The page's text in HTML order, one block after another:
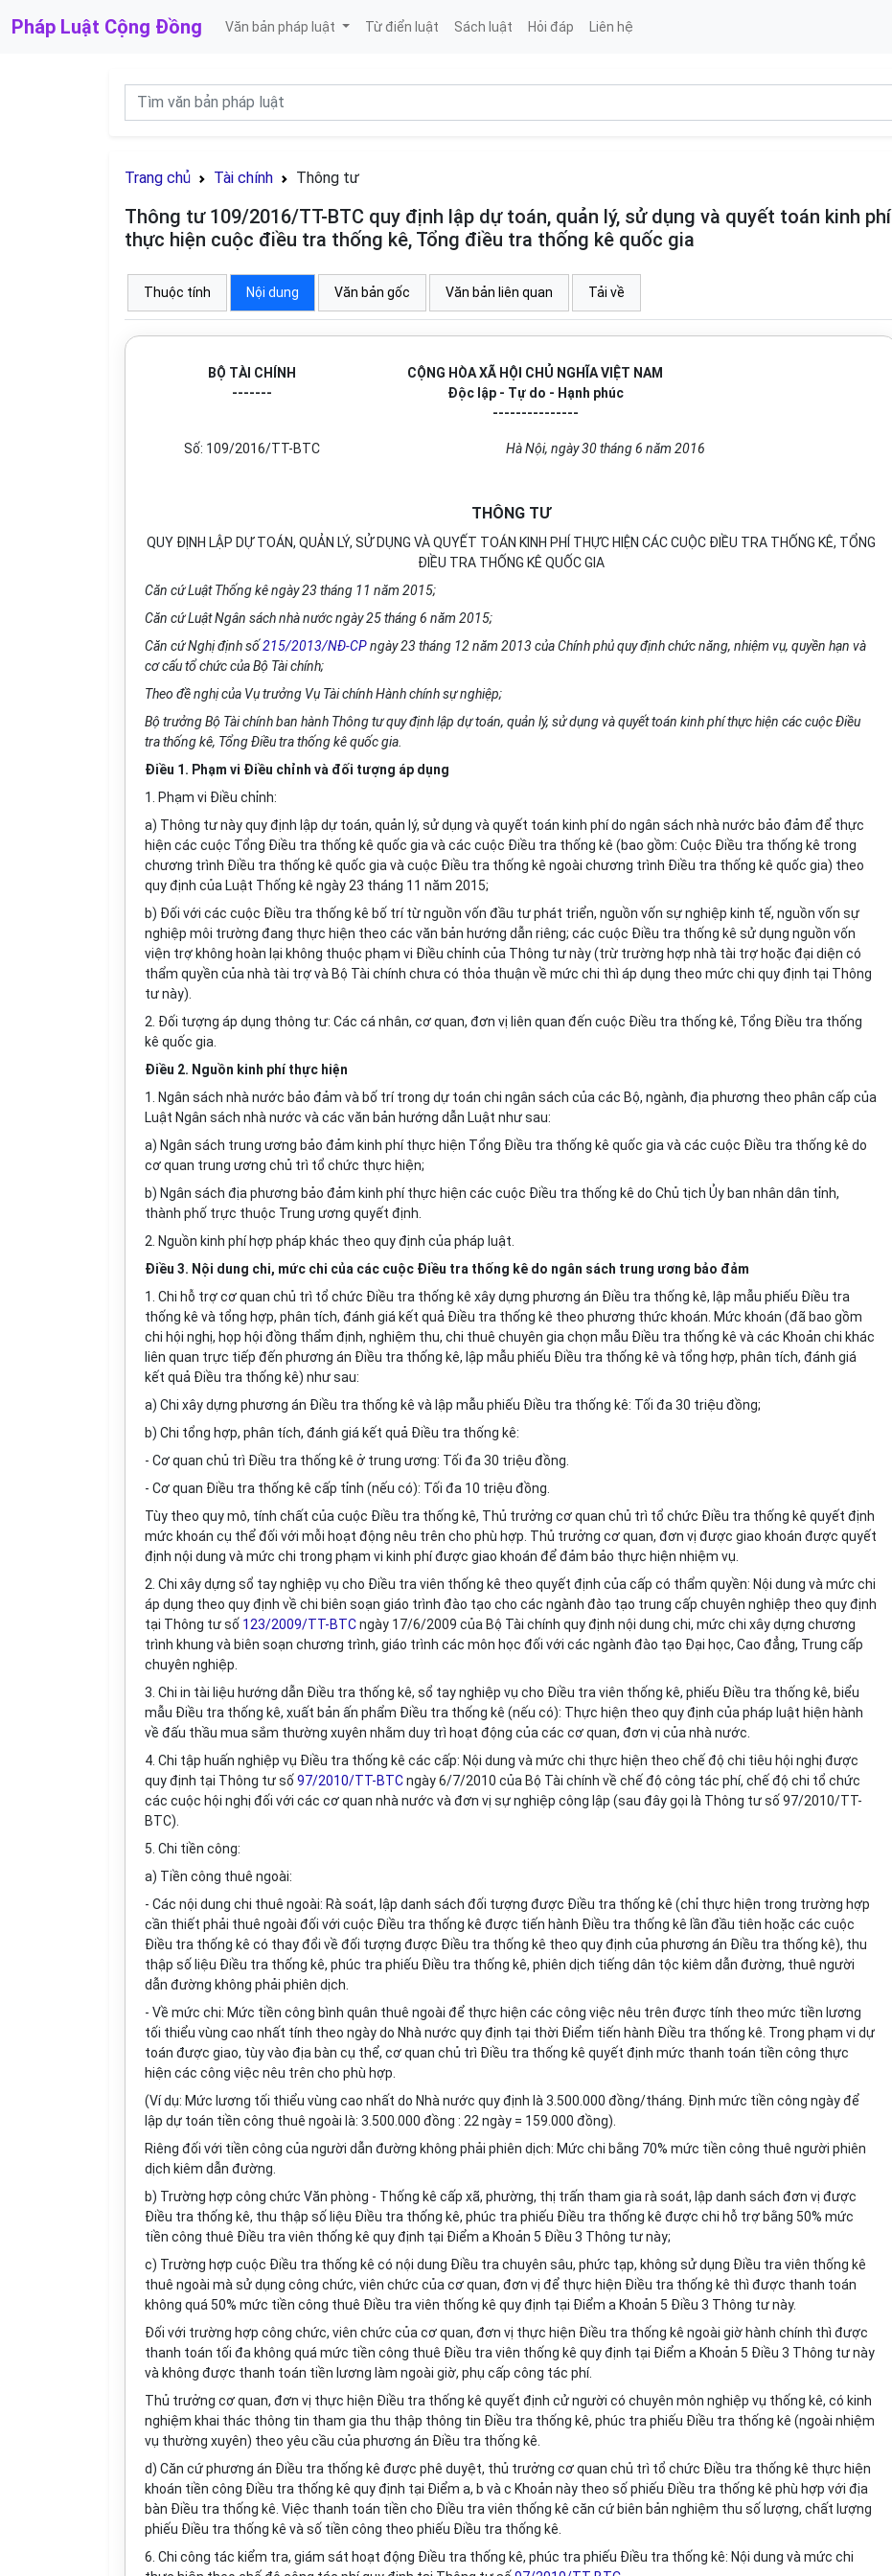
Pháp Luật Cộng Đồng Văn bản pháp luật Từ điển luật Sách luật Hỏi đáp Liên hệ
Trang chủ Tài chính Thông tư
Thông tư 109/2016/TT-BTC quy định lập dự toán, quản lý, sử dụng và quyết toán kinh phí
thực hiện cuộc điều tra thống kê, Tổng điều tra thống kê quốc gia
Thuộc tính Nội dung Văn bản gốc Văn bản liên quan Tải về
BỘ TÀI CHÍNH
-------
CỘNG HÒA XÃ HỘI CHỦ NGHĨA VIỆT NAM
Độc lập - Tự do - Hạnh phúc
---------------
Số: 109/2016/TT-BTC Hà Nội, ngày 30 tháng 6 năm 2016
THÔNG TƯ
QUY ĐỊNH LẬP DỰ TOÁN, QUẢN LÝ, SỬ DỤNG VÀ QUYẾT TOÁN KINH PHÍ THỰC HIỆN CÁC CUỘC ĐIỀU TRA THỐNG KÊ, TỔNG
ĐIỀU TRA THỐNG KÊ QUỐC GIA
Căn cứ Luật Thống kê ngày 23 tháng 11 năm 2015;
Căn cứ Luật Ngân sách nhà nước ngày 25 tháng 6 năm 2015;
Căn cứ Nghị định số215/2013/NĐ-CPngày 23 tháng 12 năm 2013 của Chính phủ quy định chức năng, nhiệm vụ, quyền hạn và
cơ cấu tổ chức của Bộ Tài chính;
Theo đề nghị của Vụ trưởng Vụ Tài chính Hành chính sự nghiệp;
Bộ trưởng Bộ Tài chínhban hành Thông tư quy định lập dự toán, quản lý, sử dụng và quyết toán kinh phí thực hiện các cuộc Điều
tra thống kê, Tổng Điều tra thống kê quốc gia.
Điều 1. Phạm vi Điều chỉnh và đối tượng áp dụng
1. Phạm vi Điều chỉnh:
a) Thông tư này quy định lập dự toán, quản lý, sử dụng và quyết toán kinh phí do ngân sách nhà nước bảo đảm để thực
hiện các cuộc Tổng Điều tra thống kê quốc gia và các cuộc Điều tra thống kê (bao gồm: Cuộc Điều tra thống kê trong
chương trình Điều tra thống kê quốc gia và cuộc Điều tra thống kê ngoài chương trình Điều tra thống kê quốc gia) theo
quy định của Luật Thống kê ngày 23 tháng 11 năm 2015;
b) Đối với các cuộc Điều tra thống kê bố trí từ nguồn vốn đầu tư phát triển, nguồn vốn sự nghiệp kinh tế, nguồn vốn sự
nghiệp môi trường đang thực hiện theo các văn bản hướng dẫn riêng; các cuộc Điều tra thống kê sử dụng nguồn vốn
viện trợ không hoàn lại không thuộc phạm vi Điều chỉnh của Thông tư này (trừ trường hợp nhà tài trợ hoặc đại diện có
thẩm quyền của nhà tài trợ và Bộ Tài chính chưa có thỏa thuận về mức chi thì áp dụng theo mức chi quy định tại Thông
tư này).
2. Đối tượng áp dụng thông tư: Các cá nhân, cơ quan, đơn vị liên quan đến cuộc Điều tra thống kê, Tổng Điều tra thống
kê quốc gia.
Điều 2. Nguồn kinh phí thực hiện
1. Ngân sách nhà nước bảo đảm và bố trí trong dự toán chi ngân sách của các Bộ, ngành, địa phương theo phân cấp của
Luật Ngân sách nhà nước và các văn bản hướng dẫn Luật như sau:
a) Ngân sách trung ương bảo đảm kinh phí thực hiện Tổng Điều tra thống kê quốc gia và các cuộc Điều tra thống kê do
cơ quan trung ương chủ trì tổ chức thực hiện;
b) Ngân sách địa phương bảo đảm kinh phí thực hiện các cuộc Điều tra thống kê do Chủ tịch Ủy ban nhân dân tỉnh,
thành phố trực thuộc Trung ương quyết định.
2. Nguồn kinh phí hợp pháp khác theo quy định của pháp luật.
Điều 3. Nội dung chi, mức chi của các cuộc Điều tra thống kê do ngân sách trung ương bảo đảm
1. Chi hỗ trợ cơ quan chủ trì tổ chức Điều tra thống kê xây dựng phương án Điều tra thống kê, lập mẫu phiếu Điều tra
thống kê và tổng hợp, phân tích, đánh giá kết quả Điều tra thống kê theo phương thức khoán. Mức khoán (đã bao gồm
chi hội nghị, họp hội đồng thẩm định, nghiệm thu, chi thuê chuyên gia chọn mẫu Điều tra thống kê và các Khoản chi khác
liên quan trực tiếp đến phương án Điều tra thống kê, lập mẫu phiếu Điều tra thống kê và tổng hợp, phân tích, đánh giá
kết quả Điều tra thống kê) như sau:
a) Chi xây dựng phương án Điều tra thống kê và lập mẫu phiếu Điều tra thống kê: Tối đa 30 triệu đồng;
b) Chi tổng hợp, phân tích, đánh giá kết quả Điều tra thống kê:
- Cơ quan chủ trì Điều tra thống kê ở trung ương: Tối đa 30 triệu đồng.
- Cơ quan Điều tra thống kê cấp tỉnh (nếu có): Tối đa 10 triệu đồng.
Tùy theo quy mô, tính chất của cuộc Điều tra thống kê, Thủ trưởng cơ quan chủ trì tổ chức Điều tra thống kê quyết định
mức khoán cụ thể đối với mỗi hoạt động nêu trên cho phù hợp. Thủ trưởng cơ quan, đơn vị được giao khoán được quyết
định nội dung và mức chi trong phạm vi kinh phí được giao khoán đểđảm bảo thực hiện nhiệm vụ.
2. Chi xây dựng sổ tay nghiệp vụ cho Điều tra viên thống kê theo quyết định của cấp có thẩm quyền: Nội dung và mức chi
áp dụng theo quy định về chi biên soạn giáo trình đào tạo cho các ngành đào tạo trung cấp chuyên nghiệp theo quy định
tại Thông tư số 123/2009/TT-BTCngày 17/6/2009 của Bộ Tài chính quy định nội dung chi, mức chi xây dựng chương
trình khung và biên soạn chương trình, giáo trình các môn học đối với các ngành đào tạo Đại học, Cao đẳng, Trung cấp
chuyên nghiệp.
3. Chi in tài liệu hướng dẫn Điều tra thống kê, sổ tay nghiệp vụ cho Điều tra viên thống kê, phiếu Điều tra thống kê, biểu
mẫu Điều tra thống kê, xuất bản ấn phẩm Điều tra thống kê (nếu có): Thực hiện theo quy định của pháp luật hiện hành
về đấu thầu mua sắm thường xuyên nhằm duy trì hoạt động của các cơ quan, đơn vị của nhà nước.
4. Chi tập huấn nghiệp vụ Điều tra thống kê các cấp: Nội dung và mức chi thực hiện theo chế độ chi tiêu hội nghị được
quy định tại Thông tư số 97/2010/TT-BTCngày 6/7/2010 của Bộ Tài chính về chế độ công tác phí, chế độ chi tổ chức
các cuộc hội nghị đối với các cơ quan nhà nước và đơn vị sự nghiệp công lập (sau đây gọi là Thông tư số 97/2010/TT-
BTC).
5. Chi tiền công:
a) Tiền công thuê ngoài:
- Các nội dung chi thuê ngoài: Rà soát, lập danh sách đối tượng được Điều tra thống kê (chỉ thực hiện trong trường hợp
cần thiết phải thuê ngoài đối với cuộc Điều tra thống kê được tiến hành Điều tra thống kê lần đầu tiên hoặc các cuộc
Điều tra thống kê có thay đổi về đối tượng được Điều tra thống kê theo quy định của phương án Điều tra thống kê), thu
thập số liệu Điều tra thống kê, phúc tra phiếu Điều tra thống kê, phiên dịch tiếng dân tộc kiêm dẫn đường, thuê người
dẫn đường không phải phiên dịch.
- Về mức chi: Mức tiền công bình quân thuê ngoài để thực hiện các công việc nêu trên được tính theo mức tiền lương
tối thiểu vùng cao nhất tính theo ngày do Nhà nước quy định tại thời Điểm tiến hành Điều tra thống kê. Trong phạm vi dự
toán được giao, tùy vào địa bàn cụ thể, cơ quan chủ trì Điều tra thống kê quyết định mức thanh toán tiền công thực
hiện các công việc nêu trên cho phù hợp.
(Ví dụ: Mức lương tối thiểu vùng cao nhất do Nhà nước quy định là 3.500.000 đồng/tháng. Định mức tiền công ngày để
lập dự toán tiền công thuê ngoài là: 3.500.000 đồng : 22 ngày = 159.000 đồng).
Riêng đối với tiền công của người dẫn đường không phải phiên dịch: Mức chi bằng 70% mức tiền công thuê người phiên
dịch kiêm dẫn đường.
b) Trường hợp công chức Văn phòng - Thống kê cấp xã, phường, thị trấn tham gia rà soát, lập danh sách đơn vị được
Điều tra thống kê, thu thập số liệu Điều tra thống kê, phúc tra phiếu Điều tra thống kê được chi hỗ trợ bằng 50% mức
tiền công thuê Điều tra viên thống kê quy định tại Điểm a Khoản 5 Điều 3 Thông tư này;
c) Trường hợp cuộc Điều tra thống kê có nội dung Điều tra chuyên sâu, phức tạp, không sử dụng Điều tra viên thống kê
thuê ngoài mà sử dụng công chức, viên chức của cơ quan, đơn vị để thực hiện Điều tra thống kê thì được thanh toán
không quá 50% mức tiền công thuê Điều tra viên thống kê quy định tại Điểm a Khoản 5 Điều 3 Thông tư này.
Đối với trường hợp công chức, viên chức của cơ quan, đơn vị thực hiện Điều tra thống kê ngoài giờ hành chính thì được
thanh toán tối đa không quá mức tiền công thuê Điều tra viên thống kê quy định tại Điểm a Khoản 5 Điều 3 Thông tư này
và không được thanh toán tiền lương làm ngoài giờ, phụ cấp công tác phí.
Thủ trưởng cơ quan, đơn vị thực hiện Điều tra thống kê quyết định cử người có chuyên môn nghiệp vụ thống kê, có kinh
nghiệm khai thác thông tin tham gia thu thập thông tin Điều tra thống kê, phúc tra phiếu Điều tra thống kê (ngoài nhiệm
vụ thường xuyên) theo yêu cầu của phương án Điều tra thống kê.
d) Căn cứ phương án Điều tra thống kê được phê duyệt, thủ trưởng cơ quan chủ trì tổ chức Điều tra thống kê thực hiện
khoán tiền công Điều tra thống kê quy định tại Điểm a, b và c Khoản này theo số phiếu Điều tra thống kê phù hợp với địa
bàn Điều tra thống kê. Việc thanh toán tiền cho Điều tra viên thống kê căn cứ biên bản nghiệm thu số lượng, chất lượng
phiếu Điều tra thống kê và số tiền công theo phiếu Điều tra thống kê.
6. Chi công tác kiểm tra, giám sát hoạt động Điều tra thống kê, phúc tra phiếu Điều tra thống kê: Nội dung và mức chi